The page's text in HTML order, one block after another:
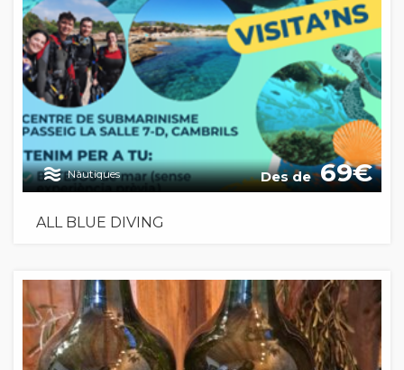
Nàutiques Des de 69
ALL BLUE DIVING